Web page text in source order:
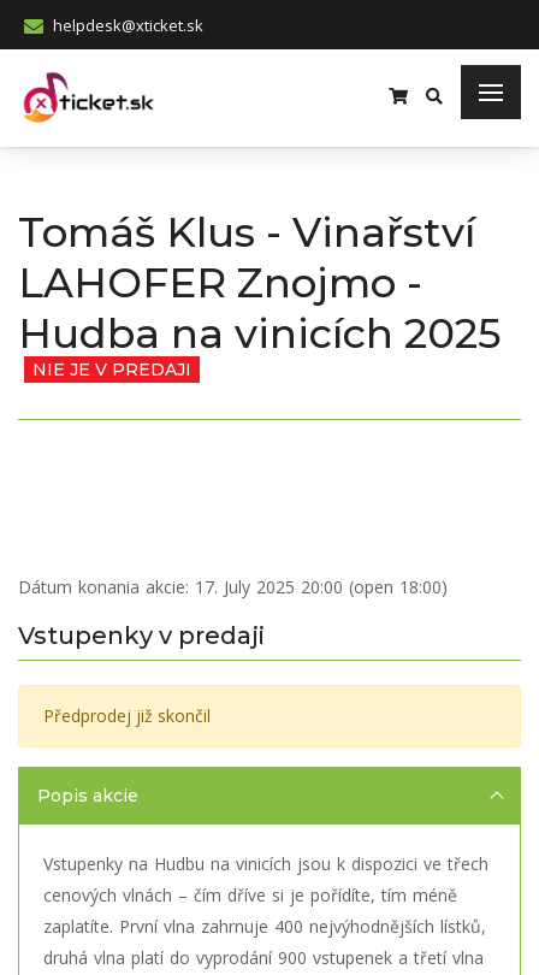
helpdesk@xticket.sk
Tomáš Klus - Vinařství
LAHOFER Znojmo -
Hudba na vinicích 2025
NIE JE V PREDAJI
Dátum konania akcie: 17. July 2025 20:00 (open 18:00)
Vstupenky v predaji
Předprodej již skončil
Popis akcie
Vstupenky na Hudbu na vinicích jsou k dispozici ve třech
cenových vlnách – čím dříve si je pořídíte, tím méně
zaplatíte. První vlna zahrnuje 400 nejvýhodnějších lístků,
druhá vlna platí do vyprodání 900 vstupenek a třetí vlna